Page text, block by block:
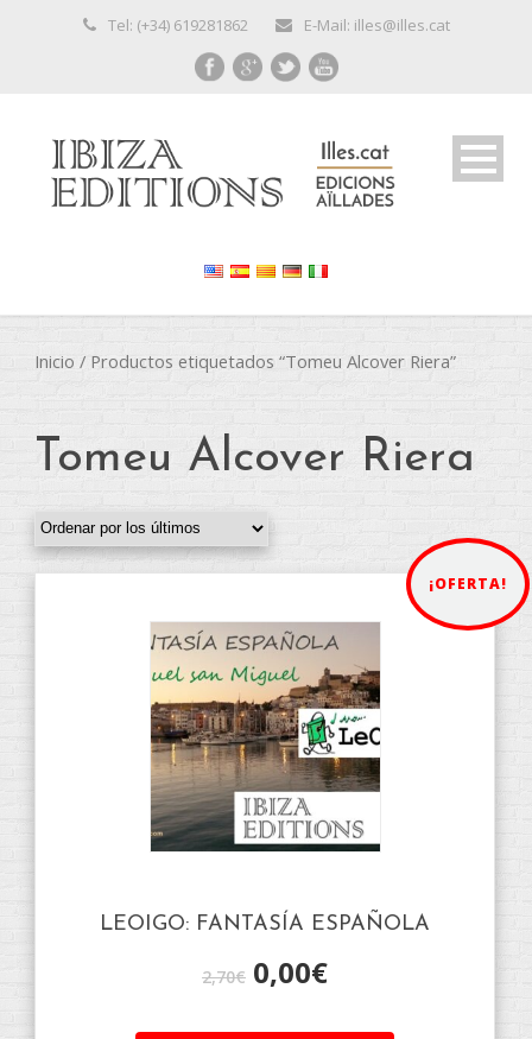
Tel: (+34) 619281862 E-Mail: illes@illes.cat
Inicio / Productos etiquetados “Tomeu Alcover Riera”
Tomeu Alcover Riera
¡OFERTA!
LEOIGO: FANTASÍA ESPAÑOLA
2,70€ 0,00€